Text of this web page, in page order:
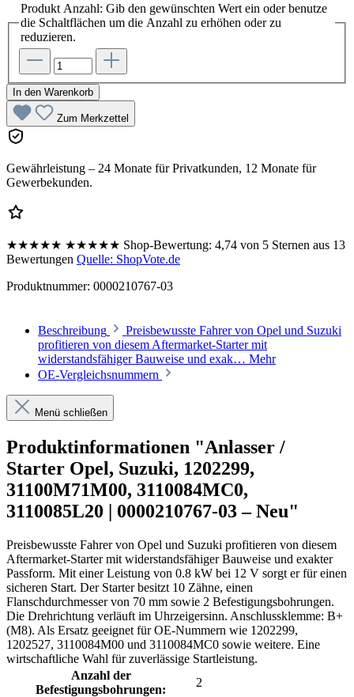
Produkt Anzahl: Gib den gewünschten Wert ein oder benutze
die Schaltflächen um die Anzahl zu erhöhen oder zu
reduzieren.
In den Warenkorb
Zum Merkzettel
Gewährleistung – 24 Monate für Privatkunden, 12 Monate für
Gewerbekunden.
★★★★★ ★★★★★ Shop-Bewertung: 4,74 von 5 Sternen aus 13
Bewertungen Quelle: ShopVote.de
Produktnummer: 0000210767-03
Beschreibung
Preisbewusste Fahrer von Opel und Suzuki
profitieren von diesem Aftermarket-Starter mit
widerstandsfähiger Bauweise und exak… Mehr
OE-Vergleichsnummern
Menü schließen
Produktinformationen "Anlasser /
Starter Opel, Suzuki, 1202299,
31100M71M00, 3110084MC0,
3110085L20 | 0000210767-03 – Neu"
Preisbewusste Fahrer von Opel und Suzuki profitieren von diesem
Aftermarket-Starter mit widerstandsfähiger Bauweise und exakter
Passform. Mit einer Leistung von 0.8 kW bei 12 V sorgt er für einen
sicheren Start. Der Starter besitzt 10 Zähne, einen
Flanschdurchmesser von 70 mm sowie 2 Befestigungsbohrungen.
Die Drehrichtung verläuft im Uhrzeigersinn. Anschlussklemme: B+
(M8). Als Ersatz geeignet für OE-Nummern wie 1202299,
1202527, 3110084M00 und 3110084MC0 sowie weitere. Eine
wirtschaftliche Wahl für zuverlässige Startleistung.
Anzahl der
Befestigungsbohrungen:
2